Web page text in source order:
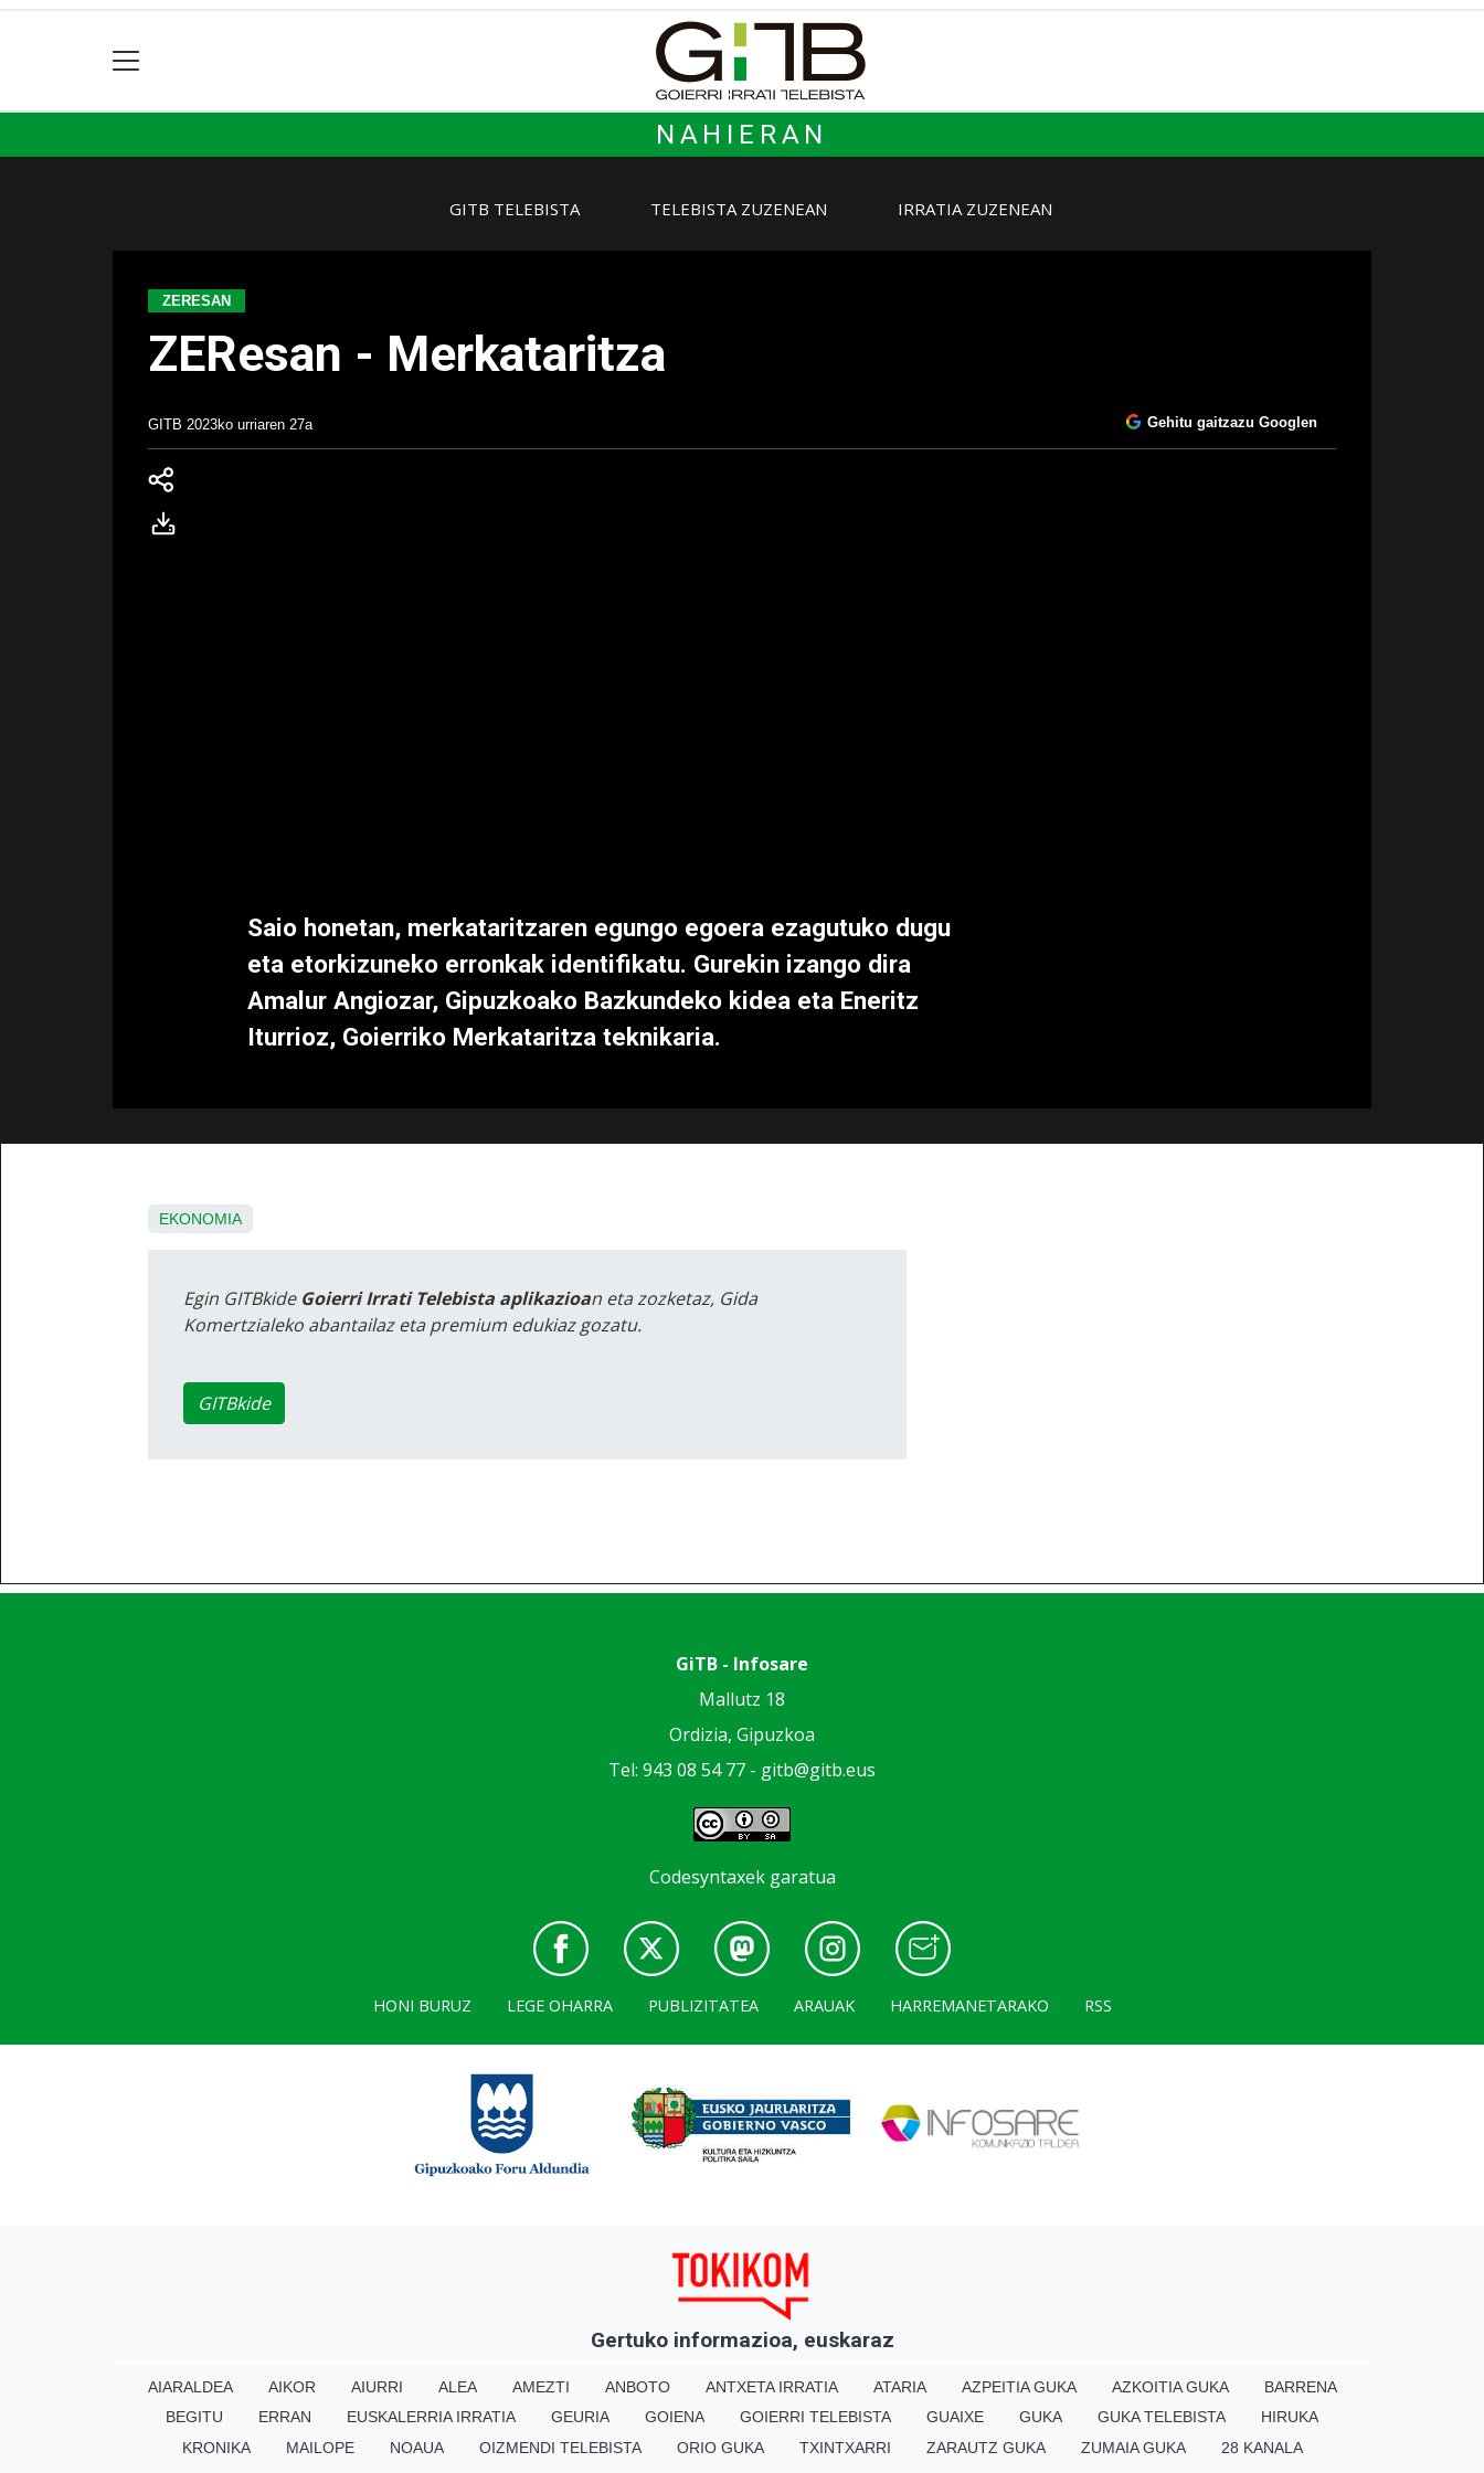
NAHIERAN
GITB TELEBISTA TELEBISTA ZUZENEAN IRRATIA ZUZENEAN
ZERESAN
ZEResan - Merkataritza
GITB 2023ko urriaren 27a Gehitu gaitzazu Googlen
Saio honetan, merkataritzaren egungo egoera ezagutuko dugu
eta etorkizuneko erronkak identifikatu. Gurekin izango dira
Amalur Angiozar, Gipuzkoako Bazkundeko kidea eta Eneritz
Iturrioz, Goierriko Merkataritza teknikaria.
EKONOMIA
Egin GITBkide Goierri Irrati Telebista aplikazioan eta zozketaz, Gida
Komertzialeko abantailaz eta premium edukiaz gozatu.
GITBkide
GiTB - Infosare
Mallutz 18
Ordizia, Gipuzkoa
Tel: 943 08 54 77 - gitb@gitb.eus
Codesyntaxek garatua
HONI BURUZ LEGE OHARRA PUBLIZITATEA ARAUAK HARREMANETARAKO RSS
Gertuko informazioa, euskaraz
AIARALDEA AIKOR AIURRI ALEA AMEZTI ANBOTO ANTXETA IRRATIA ATARIA AZPEITIA GUKA AZKOITIA GUKA
BARRENA
BEGITU
ERRAN EUSKALERRIA IRRATIA GEURIA GOIENA GOIERRI TELEBISTA GUAIXE GUKA GUKA TELEBISTA
HIRUKA
KRONIKA
MAILOPE NOAUA OIZMENDI TELEBISTA ORIO GUKA TXINTXARRI ZARAUTZ GUKA ZUMAIA GUKA 28 KANALA